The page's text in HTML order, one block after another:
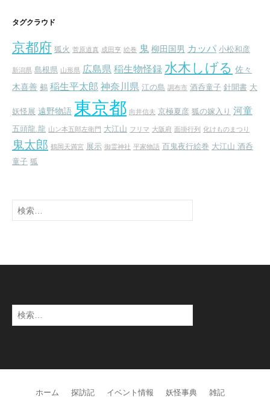
イ
タグクラウド
京都府 狐火 菅原道真 成田亨 絵巻 鬼 柳田国男 カッパ 小松和彦
新潟県 島根県 山形県 広島県 稲生物怪録 水木しげる 佐々
木喜善 鵺 稲生平太郎 神奈川県 江の島 調布市 酒呑童子 針聞書 大
妖怪展 遠野物語 東京都 向井信夫 京極夏彦 狐の嫁入り 河童
五頭龍.龍 山ン本五郎左衛門 大江山 フリマ 大阪府 面掛行列 化けものまつり
鬼太郎 鶴岡天満宮 展示 御霊神社 平家物語 百鬼夜行絵巻 大江山 酒呑
童子 狐
検
索:
検
索:
ホーム 探訪記 イベント情報 妖怪事典 雑記